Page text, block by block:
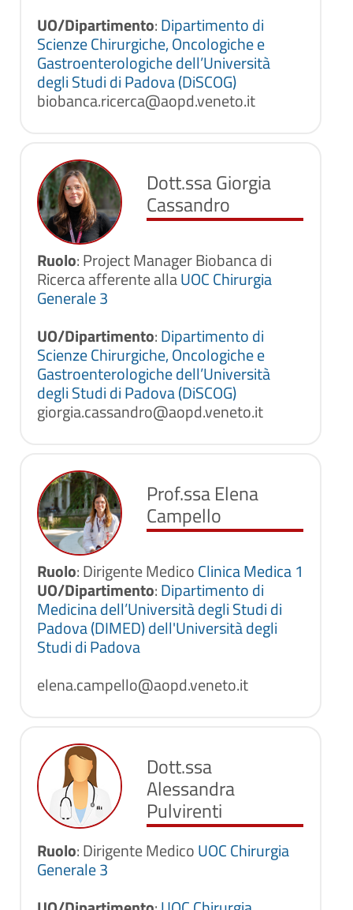
UO/Dipartimento:Dipartimento di
Scienze Chirurgiche, Oncologiche e
Gastroenterologiche dell’Università
degli Studi di Padova (DiSCOG)
biobanca.ricerca@aopd.veneto.it
Dott.ssa Giorgia
Cassandro
Ruolo: Project Manager Biobanca di
Ricerca afferente allaUOC Chirurgia
Generale 3
UO/Dipartimento:Dipartimento di
Scienze Chirurgiche, Oncologiche e
Gastroenterologiche dell’Università
degli Studi di Padova (DiSCOG)
giorgia.cassandro@aopd.veneto.it
Prof.ssa Elena
Campello
Ruolo: Dirigente MedicoClinica Medica 1
UO/Dipartimento:Dipartimento di
Medicina dell’Università degli Studi di
Padova (DIMED) dell'Università degli
Studi di Padova
elena.campello@aopd.veneto.it
Dott.ssa
Alessandra
Pulvirenti
Ruolo: Dirigente MedicoUOC Chirurgia
Generale 3